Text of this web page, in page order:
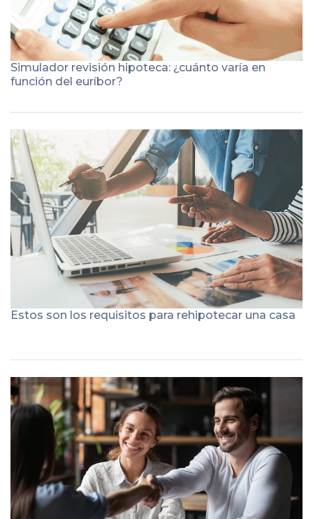
Simulador revisión hipoteca: ¿cuánto varía en
función del euríbor?
Estos son los requisitos para rehipotecar una casa